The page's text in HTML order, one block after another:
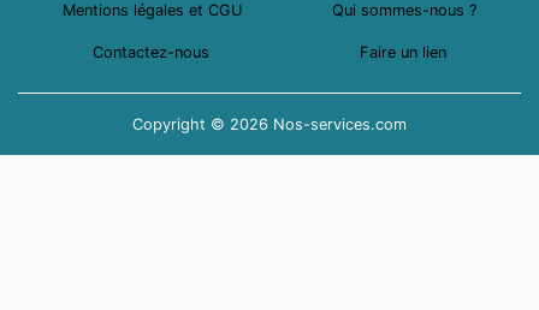
Mentions légales et CGU Qui sommes-nous ?
Contactez-nous Faire un lien
Copyright © 2026 Nos-services.com